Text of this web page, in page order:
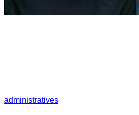
administratives